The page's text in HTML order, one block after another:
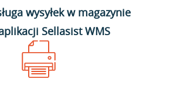
wysyłek w magazynie
Sellasist WMS